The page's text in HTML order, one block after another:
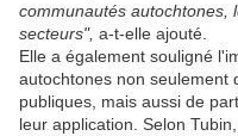
communautés autochtones,
secteurs", a-t-elle ajouté.
Elle a également souligné
autochtones non seulement
publiques, mais aussi de
leur application. Selon